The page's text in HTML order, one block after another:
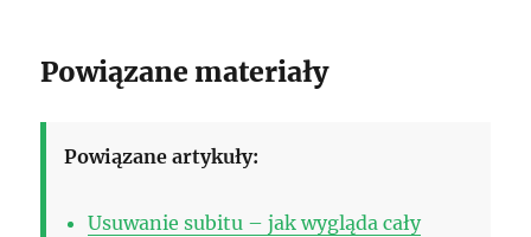
Powiązane materiały
Powiązane artykuły:
Usuwanie subitu – jak wygląda cały